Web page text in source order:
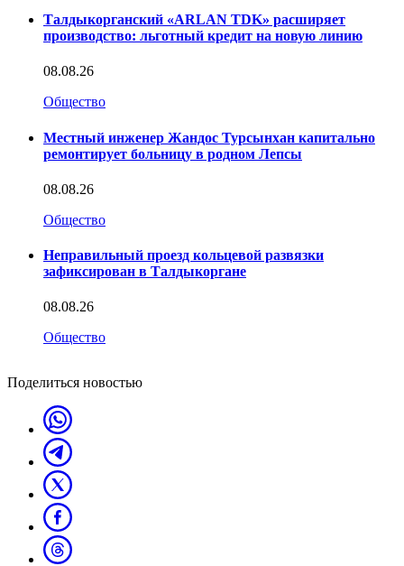
Талдыкорганский «ARLAN TDK» расширяет
производство: льготный кредит на новую линию
08.08.26
Общество
Местный инженер Жандос Турсынхан капитально
ремонтирует больницу в родном Лепсы
08.08.26
Общество
Неправильный проезд кольцевой развязки
зафиксирован в Талдыкоргане
08.08.26
Общество
Поделиться новостью